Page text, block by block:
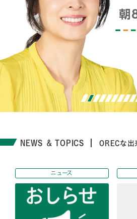
NEWS ＆ TOPICS ORECな出
ニュース